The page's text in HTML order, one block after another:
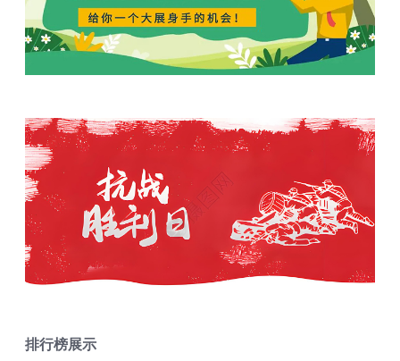
排行榜展示